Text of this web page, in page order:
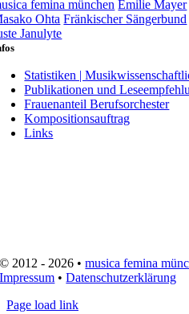
femina münchen Emilie Mayer
Ohta Fränkischer Sängerbund
Janulyte
Statistiken |
Publikationen und
Frauenanteil Berufsorchester
Kompositionsauftrag
Links
© 2012 - 2026 •musica femina
Impressum •Datenschutzerklärung
Page load link